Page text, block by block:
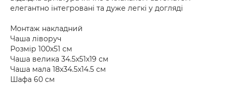
елегантно інтегровані та дуже легкі у догляді
Монтаж накладний
Чаша ліворуч
Розмір 100х51 см
Чаша велика 34.5х51х19 см
Чаша мала 18х34.5х14.5 см
Шафа 60 см